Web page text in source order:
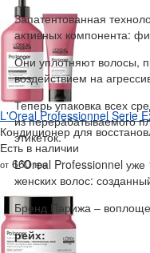
Запатентованная
активных компонента:
Они уплотняют волосы,
воздействием на
Теперь упаковка всех
из перерабатываемого
этикеток.
L'Oreal Professionnel уже
женских волос:
Бренд Парижа –
рейх:
L'Oreal Professionnel Serie
Кондиционер для
Есть в наличии
от 660грн